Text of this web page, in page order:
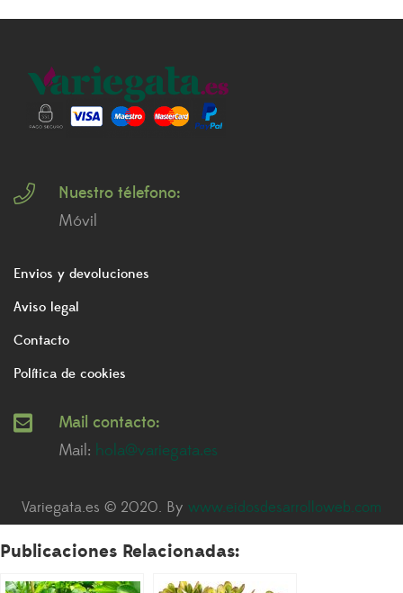
Nuestro télefono:
Móvil
Envios y devoluciones
Aviso legal
Contacto
Política de cookies
Mail contacto:
Mail: hola@variegata.es
Variegata.es © 2020. By www.eidosdesarrolloweb.com
Publicaciones Relacionadas: